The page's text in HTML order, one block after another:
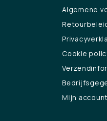
Algemene
Cookie
Mijn account